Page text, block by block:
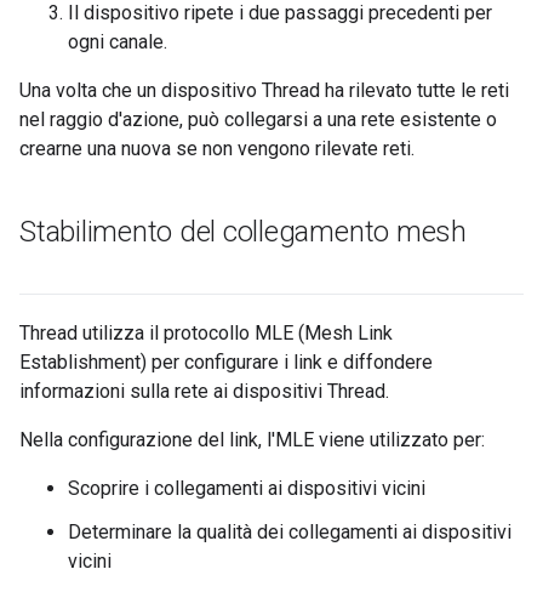
Il dispositivo ripete i due passaggi precedenti per
ogni canale.
Una volta che un dispositivo Thread ha rilevato tutte le reti
nel raggio d'azione, può collegarsi a una rete esistente o
crearne una nuova se non vengono rilevate reti.
Stabilimento del collegamento mesh
Thread utilizza il protocollo MLE (Mesh Link
Establishment) per configurare i link e diffondere
informazioni sulla rete ai dispositivi Thread.
Nella configurazione del link, l'MLE viene utilizzato per:
Scoprire i collegamenti ai dispositivi vicini
Determinare la qualità dei collegamenti ai dispositivi
vicini